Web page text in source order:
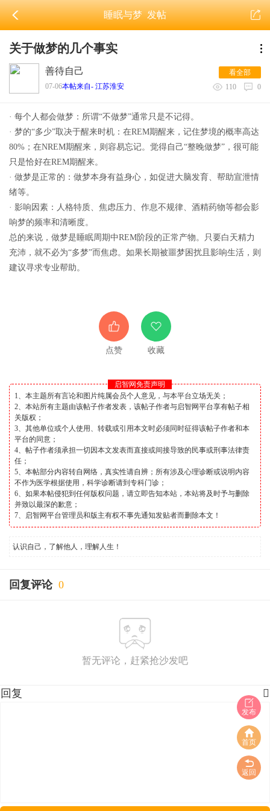
睡眠与梦发帖
关于做梦的几个事实
善待自己
07-06本帖来自- 江苏淮安
看全部
110
0
· 每个人都会做梦：所谓“不做梦”通常只是不记得。
· 梦的“多少”取决于醒来时机：在REM期醒来，记住梦境的概率高达
80%；在NREM期醒来，则容易忘记。觉得自己“整晚做梦”，很可能
只是恰好在REM期醒来。
· 做梦是正常的：做梦本身有益身心，如促进大脑发育、帮助宣泄情
绪等。
· 影响因素：人格特质、焦虑压力、作息不规律、酒精药物等都会影
响梦的频率和清晰度。
总的来说，做梦是睡眠周期中REM阶段的正常产物。只要白天精力
充沛，就不必为“多梦”而焦虑。如果长期被噩梦困扰且影响生活，则
建议寻求专业帮助。
点赞 收藏
启智网免责声明
1、本主题所有言论和图片纯属会员个人意见，与本平台立场无关；
2、本站所有主题由该帖子作者发表，该帖子作者与启智网平台享有帖子相
关版权；
3、其他单位或个人使用、转载或引用本文时必须同时征得该帖子作者和本
平台的同意；
4、帖子作者须承担一切因本文发表而直接或间接导致的民事或刑事法律责
任；
5、本帖部分内容转自网络，真实性请自辨；所有涉及心理诊断或说明内容
不作为医学根据使用，科学诊断请到专科门诊；
6、如果本帖侵犯到任何版权问题，请立即告知本站，本站将及时予与删除
并致以最深的歉意；
7、启智网平台管理员和版主有权不事先通知发贴者而删除本文！
认识自己，了解他人，理解人生！
回复评论 0
暂无评论，赶紧抢沙发吧
发布
首页
返回

回复